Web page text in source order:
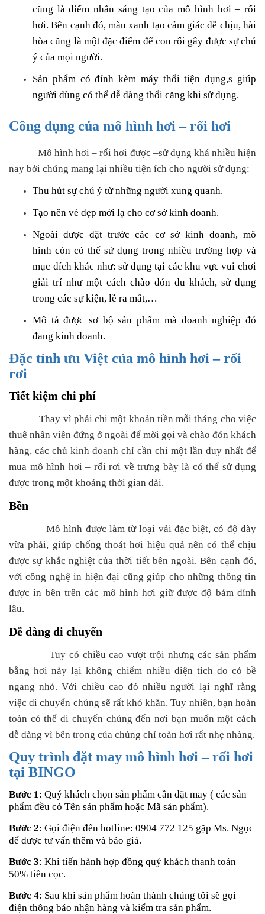
cũng là điểm nhấn sáng tạo của mô hình hơi – rối
hơi. Bên cạnh đó, màu xanh tạo cảm giác dễ chịu, hài
hòa cũng là một đặc điểm để con rối gây được sự chú
ý của mọi người.
Sản phẩm có đính kèm máy thổi tiện dụng,s giúp
người dùng có thể dễ dàng thổi căng khi sử dụng.
Công dụng của mô hình hơi – rối hơi
Mô hình hơi – rối hơi được –sử dụng khá nhiều hiện
nay bởi chúng mang lại nhiều tiện ích cho người sử dụng:
Thu hút sự chú ý từ những người xung quanh.
Tạo nên vẻ đẹp mới lạ cho cơ sở kinh doanh.
Ngoài được đặt trước các cơ sở kinh doanh, mô
hình còn có thể sử dụng trong nhiều trường hợp và
mục đích khác như: sử dụng tại các khu vực vui chơi
giải trí như một cách chào đón du khách, sử dụng
trong các sự kiện, lễ ra mắt,…
Mô tả được sơ bộ sản phẩm mà doanh nghiệp đó
đang kinh doanh.
Đặc tính ưu Việt của mô hình hơi – rối
rơi
Tiết kiệm chi phí
Thay vì phải chi một khoản tiền mỗi tháng cho việc
thuê nhân viên đứng ở ngoài để mời gọi và chào đón khách
hàng, các chủ kinh doanh chỉ cần chi một lần duy nhất để
mua mô hình hơi – rối rơi về trưng bày là có thể sử dụng
được trong một khoảng thời gian dài.
Bền
Mô hình được làm từ loại vải đặc biệt, có độ dày
vừa phải, giúp chống thoát hơi hiệu quả nên có thể chịu
được sự khắc nghiệt của thời tiết bên ngoài. Bên cạnh đó,
với công nghệ in hiện đại cũng giúp cho những thông tin
được in bên trên các mô hình hơi giữ được độ bám dính
lâu.
Dễ dàng di chuyển
Tuy có chiều cao vượt trội nhưng các sản phẩm
bằng hơi này lại không chiếm nhiều diện tích do có bề
ngang nhỏ. Với chiều cao đó nhiều người lại nghĩ rằng
việc di chuyển chúng sẽ rất khó khăn. Tuy nhiên, bạn hoàn
toàn có thể di chuyển chúng đến nơi bạn muốn một cách
dễ dàng vì bên trong của chúng chỉ toàn hơi rất nhẹ nhàng.
Quy trình đặt may mô hình hơi – rối hơi
tại BINGO
Bước 1 : Quý khách chọn sản phẩm cần đặt may ( các sản
phẩm đều có Tên sản phẩm hoặc Mã sản phẩm).
Bước 2: Gọi điện đến hotline: 0904 772 125 gặp Ms. Ngọc
để được tư vấn thêm và báo giá.
Bước 3: Khi tiến hành hợp đồng quý khách thanh toán
50% tiền cọc.
Bước 4: Sau khi sản phẩm hoàn thành chúng tôi sẽ gọi
điện thông báo nhận hàng và kiểm tra sản phẩm.